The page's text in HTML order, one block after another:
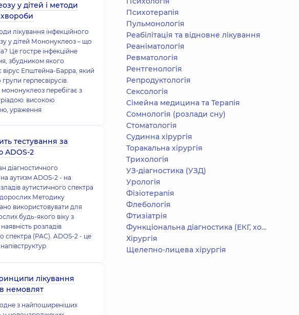
у дітей і методи
лікування інфекційного
у дітей Мононуклеоз – що
Це гостре інфекційне
збудником якого
вірус Епштейна-Барра, який
герпесвірусів.
мононуклеоз перебігає з
високою
ураження
тестування за
ADOS-2
діагностичного
аутизм ADOS-2 - на
аутистичного спектра
дорослих Методику
використовувати для
будь-якого віку з
розладів
спектра (РАС). ADOS-2 - це
лікування
немовлят
з найпоширеніших
Психотерапія
Пульмонологія
Реабілітація та відновне лікування
Реаніматологія
Ревматологія
Рентгенологія
Репродуктологія
Сексологія
Сімейна медицина та Терапія
Сомнологія (розлади сну)
Стоматологія
Судинна хірургія
Торакальна хірургія
Трихологія
УЗ-діагностика (УЗД)
Урологія
Фізіотерапія
Флебологія
Фтизіатрія
Функціональна діагностика (ЕКГ, холтер, добове АТ)
Хірургія
Щелепно-лицева хірургія